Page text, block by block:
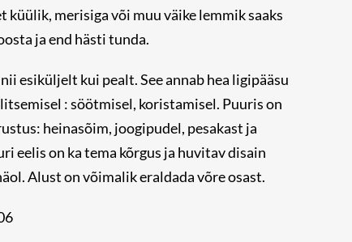
küülik, merisiga või muu väike lemmik saaks
ja end hästi tunda.
esiküljelt kui pealt. See annab hea ligipääsu
: söötmisel, koristamisel. Puuris on
heinasõim, joogipudel, pesakast ja
eelis on ka tema kõrgus ja huvitav disain
Alust on võimalik eraldada võre osast.